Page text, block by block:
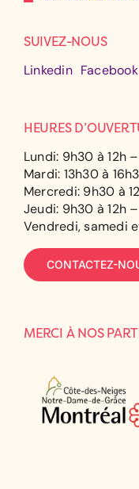
SUIVEZ-NOUS
Linkedin Facebook
HEURES
Lundi: 9h30 à 12h
Mardi: 13h30 à
Mercredi: 9h30 à
Jeudi: 9h30 à 12h
Vendredi, samedi
CONTACTEZ-
MERCI À NOS